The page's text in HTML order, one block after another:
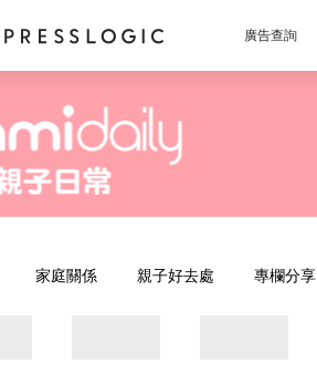
廣告查詢
家庭關係 親子好去處 專欄分享